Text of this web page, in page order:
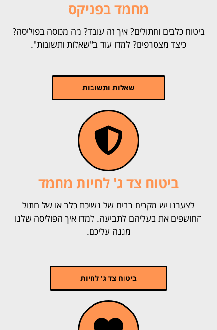
מחמד בפניקס
ביטוח כלבים וחתולים? איך זה עובד? מה מכוסה בפוליסה?
כיצד מצטרפים? למדו עוד ב"שאלות ותשובות".
שאלות ותשובות
ביטוח צד ג' לחיות מחמד
לצערנו יש מקרים רבים של נשיכת כלב או של חתול
החושפים את בעליהם לתביעה. למדו איך הפוליסה שלנו
מגנה עליכם.
ביטוח צד ג' לחיות